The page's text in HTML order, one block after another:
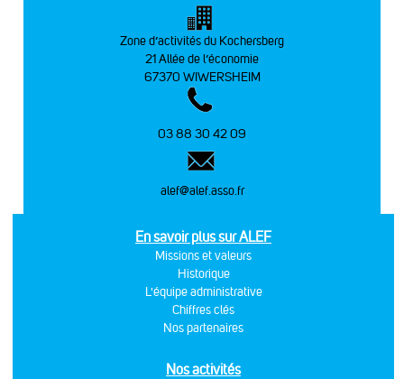
Zone d’activités du Kochersberg
21 Allée de l’économie
67370 WIWERSHEIM
03 88 30 42 09
alef@alef.asso.fr
En savoir plus sur ALEF
Missions et valeurs
Historique
L'équipe administrative
Chiffres clés
Nos partenaires
Nos activités